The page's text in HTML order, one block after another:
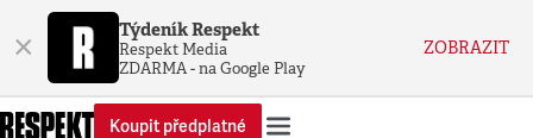
× Týdeník Respekt
Respekt Media
ZDARMA - na Google Play
ZOBRAZIT
Koupit předplatné